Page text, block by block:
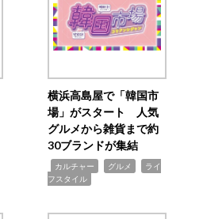
横浜高島屋で「韓国市
場」がスタート 人気
グルメから雑貨まで約
30ブランドが集結
カルチャー グルメ
ライ
フスタイル